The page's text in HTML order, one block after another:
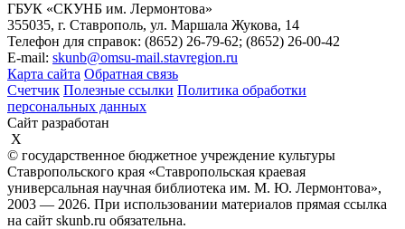
ГБУК «СКУНБ им. Лермонтова»
355035, г. Ставрополь, ул. Маршала Жукова, 14
Телефон для справок: (8652) 26-79-62; (8652) 26-00-42
E-mail: skunb@omsu-mail.stavregion.ru
Карта сайта Обратная связь
Счетчик Полезные ссылки Политика обработки
персональных данных
Сайт разработан
X
© государственное бюджетное учреждение культуры
Ставропольского края «Ставропольская краевая
универсальная научная библиотека им. М. Ю. Лермонтова»,
2003 — 2026. При использовании материалов прямая ссылка
на сайт skunb.ru обязательна.